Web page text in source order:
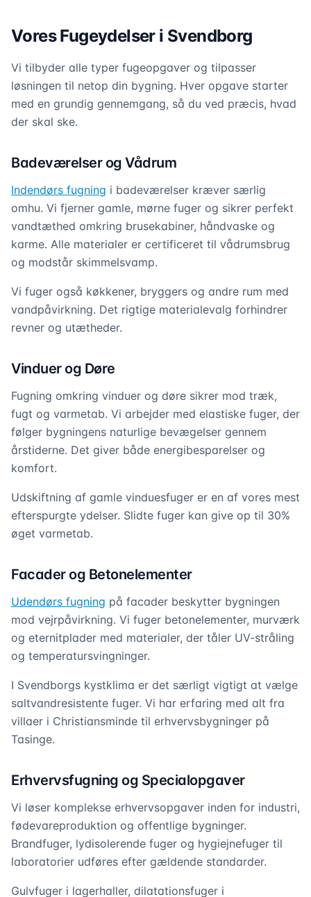
Vores Fugeydelser i Svendborg
Vi tilbyder alle typer fugeopgaver og tilpasser
løsningen til netop din bygning. Hver opgave starter
med en grundig gennemgang, så du ved præcis, hvad
der skal ske.
Badeværelser og Vådrum
Indendørs fugning i badeværelser kræver særlig
omhu. Vi fjerner gamle, mørne fuger og sikrer perfekt
vandtæthed omkring brusekabiner, håndvaske og
karme. Alle materialer er certificeret til vådrumsbrug
og modstår skimmelsvamp.
Vi fuger også køkkener, bryggers og andre rum med
vandpåvirkning. Det rigtige materialevalg forhindrer
revner og utætheder.
Vinduer og Døre
Fugning omkring vinduer og døre sikrer mod træk,
fugt og varmetab. Vi arbejder med elastiske fuger, der
følger bygningens naturlige bevægelser gennem
årstiderne. Det giver både energibesparelser og
komfort.
Udskiftning af gamle vinduesfuger er en af vores mest
efterspurgte ydelser. Slidte fuger kan give op til 30%
øget varmetab.
Facader og Betonelementer
Udendørs fugning på facader beskytter bygningen
mod vejrpåvirkning. Vi fuger betonelementer, murværk
og eternitplader med materialer, der tåler UV-stråling
og temperatursvingninger.
I Svendborgs kystklima er det særligt vigtigt at vælge
saltvandresistente fuger. Vi har erfaring med alt fra
villaer i Christiansminde til erhvervsbygninger på
Tasinge.
Erhvervsfugning og Specialopgaver
Vi løser komplekse erhvervsopgaver inden for industri,
fødevareproduktion og offentlige bygninger.
Brandfuger, lydisolerende fuger og hygiejnefuger til
laboratorier udføres efter gældende standarder.
Gulvfuger i lagerhaller, dilatationsfuger i